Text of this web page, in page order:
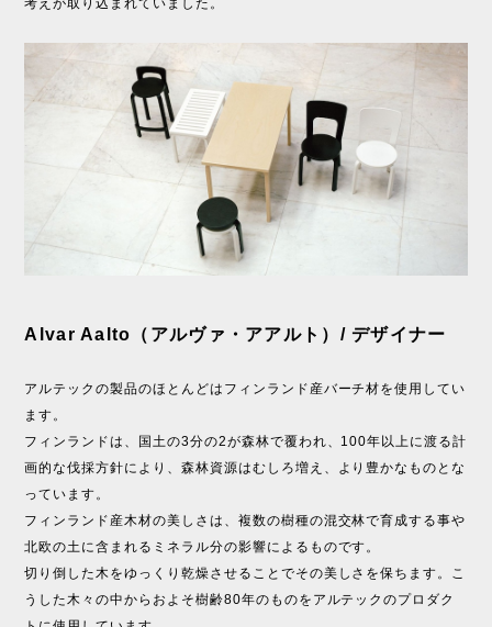
考えが取り込まれていました。
Alvar Aalto（アルヴァ・アアルト）/ デザイナー
アルテックの製品のほとんどはフィンランド産バーチ材を使用してい
ます。
フィンランドは、国土の3分の2が森林で覆われ、100年以上に渡る計
画的な伐採方針により、森林資源はむしろ増え、より豊かなものとな
っています。
フィンランド産木材の美しさは、複数の樹種の混交林で育成する事や
北欧の土に含まれるミネラル分の影響によるものです。
切り倒した木をゆっくり乾燥させることでその美しさを保ちます。こ
うした木々の中からおよそ樹齢80年のものをアルテックのプロダク